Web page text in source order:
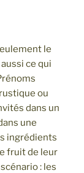
le
ce qui
ou
dans un
une
ingrédients
fruit de leur
: les